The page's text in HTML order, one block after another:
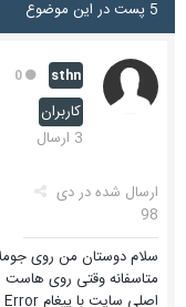
5 پست در این موضوع
sthn
کاربران
3 ارسال
ارسال شده دردی
98
متاسفانه وقتی روی هاست